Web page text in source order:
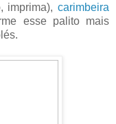
imprima), carimbeira
esse palito mais